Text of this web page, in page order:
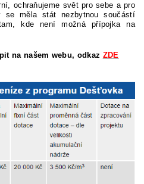
ochraňujeme svět pro sebe a pro
měla stát nezbytnou součástí
kde není možná přípojka na
na našem webu, odkaz ZDE